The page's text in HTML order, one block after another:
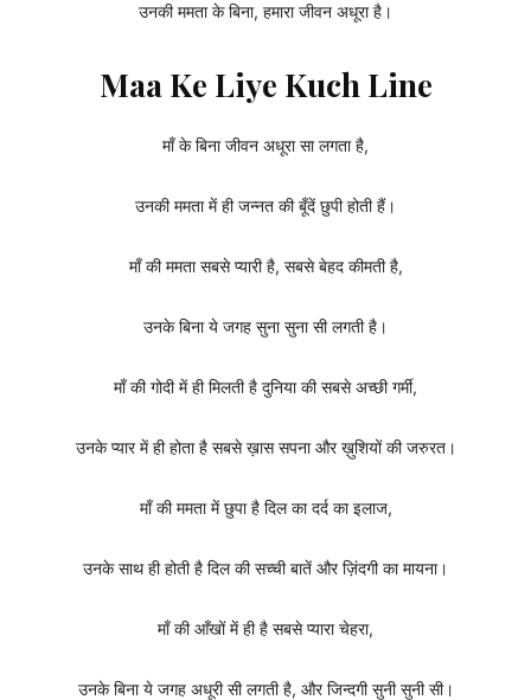
उनकी ममता के बिना, हमारा जीवन अधूरा है।
Maa Ke Liye Kuch Line
माँ के बिना जीवन अधूरा सा लगता है,
उनकी ममता में ही जन्नत की बूँदें छुपी होती हैं।
माँ की ममता सबसे प्यारी है, सबसे बेहद कीमती है,
उनके बिना ये जगह सुना सुना सी लगती है।
माँ की गोदी में ही मिलती है दुनिया की सबसे अच्छी गर्मी,
उनके प्यार में ही होता है सबसे ख़ास सपना और ख़ुशियों की जरुरत।
माँ की ममता में छुपा है दिल का दर्द का इलाज,
उनके साथ ही होती है दिल की सच्ची बातें और ज़िंदगी का मायना।
माँ की आँखों में ही है सबसे प्यारा चेहरा,
उनके बिना ये जगह अधूरी सी लगती है, और जिन्दगी सुनी सुनी सी।